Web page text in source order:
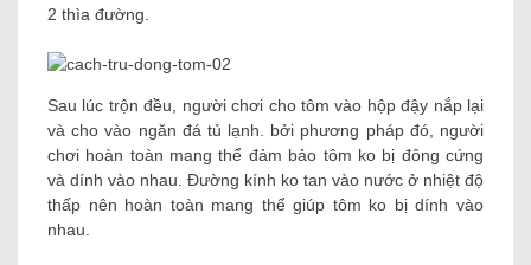
2 thìa đường.
Sau lúc trộn đều, người chơi cho tôm vào hộp đậy nắp lại
và cho vào ngăn đá tủ lạnh. bởi phương pháp đó, người
chơi hoàn toàn mang thể đảm bảo tôm ko bị đông cứng
và dính vào nhau. Đường kính ko tan vào nước ở nhiệt độ
thấp nên hoàn toàn mang thể giúp tôm ko bị dính vào
nhau.